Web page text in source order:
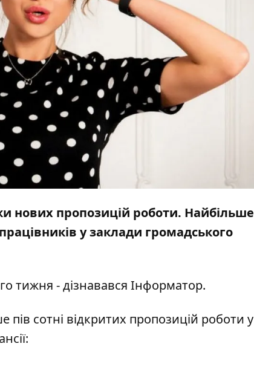
нових пропозицій роботи. Найбільше
у заклади громадського
тижня - дізнавався Інформатор.
сотні відкритих пропозицій роботи у